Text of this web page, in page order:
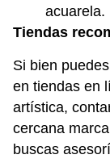
acuarela.
Tiendas
Si bien
en tiendas en
artística,
cercana
buscas